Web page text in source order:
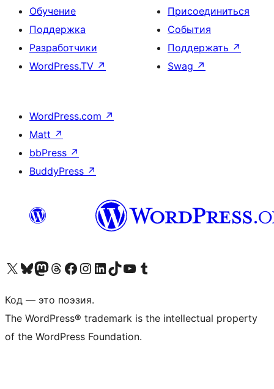
Обучение
Поддержка
Разработчики
WordPress.TV ↗
Присоединиться
События
Поддержать ↗
Swag ↗
WordPress.com ↗
Matt ↗
bbPress ↗
BuddyPress ↗
Посетите нас в X (ранее Twitter)
Посетите нашу учётную запись в Bluesky
Посетите нашу ленту в Mastodon
Посетите нашу учётную запись в Threads
Посетите нашу страницу на Facebook
Посетите наш Instagram
Посетите нашу страницу в LinkedIn
Посетите нашу учётную запись в TikTok
Посетите наш канал YouTube
Посетите нашу учётную запись в Tumblr
Код — это поэзия.
The WordPress® trademark is the intellectual property
of the WordPress Foundation.